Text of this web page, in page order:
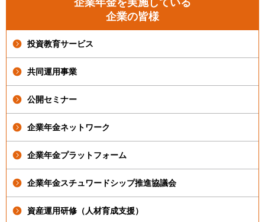
企業年金を実施している
企業の皆様
投資教育サービス
共同運用事業
公開セミナー
企業年金ネットワーク
企業年金プラットフォーム
企業年金スチュワードシップ推進協議会
資産運用研修（人材育成支援）